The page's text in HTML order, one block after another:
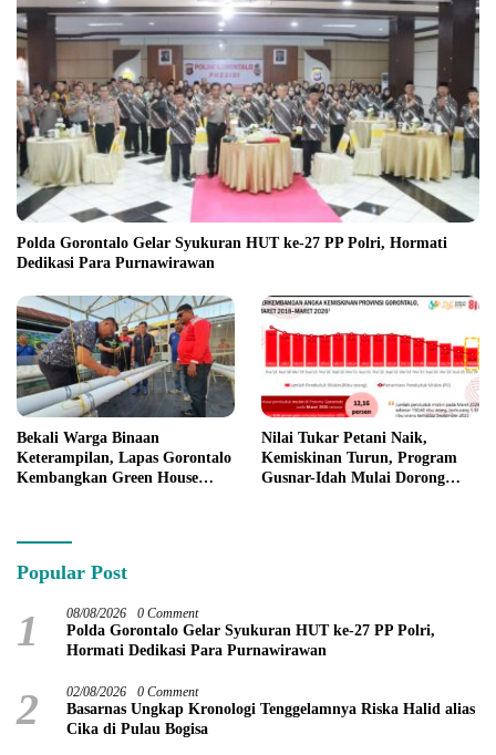
Polda Gorontalo Gelar Syukuran HUT ke-27 PP Polri, Hormati
Dedikasi Para Purnawirawan
Bekali Warga Binaan
Keterampilan, Lapas Gorontalo
Kembangkan Green House
Nilai Tukar Petani Naik,
Kemiskinan Turun, Program
Gusnar-Idah Mulai Dorong
Popular Post
1 08/08/2026 0 Comment
Polda Gorontalo Gelar Syukuran HUT ke-27 PP Polri,
Hormati Dedikasi Para Purnawirawan
2 02/08/2026 0 Comment
Basarnas Ungkap Kronologi Tenggelamnya Riska Halid alias
Cika di Pulau Bogisa